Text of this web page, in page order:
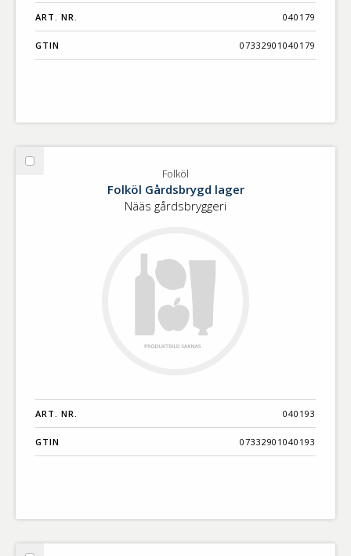
ART. NR. 040179
GTIN 07332901040179
Välj
Folköl
Folköl Gårdsbrygd lager
Nääs gårdsbryggeri
ART. NR. 040193
GTIN 07332901040193